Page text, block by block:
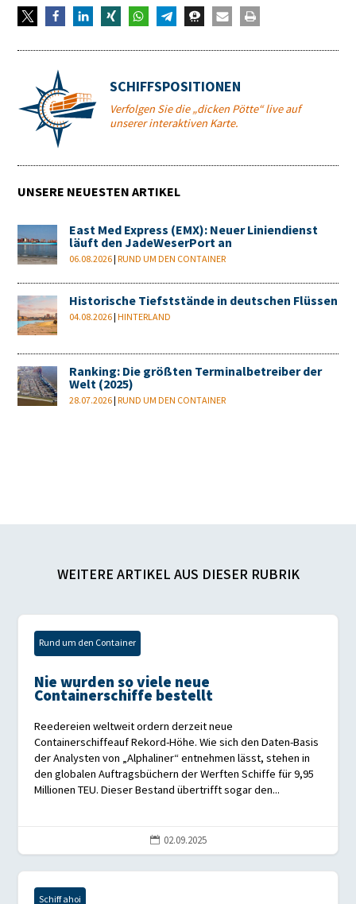
SCHIFFSPOSITIONEN
Verfolgen Sie die „dicken Pötte“ live auf
unserer interaktiven Karte.
UNSERE NEUESTEN ARTIKEL
East Med Express (EMX): Neuer Liniendienst
läuft den JadeWeserPort an
06.08.2026 |RUND UM DEN CONTAINER
Historische Tiefststände in deutschen Flüssen
04.08.2026 |HINTERLAND
Ranking: Die größten Terminalbetreiber der
Welt (2025)
28.07.2026 |RUND UM DEN CONTAINER
WEITERE ARTIKEL AUS DIESER RUBRIK
Rund um den Container
Nie wurden so viele neue
Containerschiffe bestellt
Reedereien weltweit ordern derzeit neue
Containerschiffeauf Rekord-Höhe. Wie sich den Daten-Basis
der Analysten von „Alphaliner“ entnehmen lässt, stehen in
den globalen Auftragsbüchern der Werften Schiffe für 9,95
Millionen TEU. Dieser Bestand übertrifft sogar den...
 02.09.2025
Schiff ahoi